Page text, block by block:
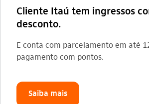
Cliente Itaú tem ingressos
desconto.
E conta com parcelamento em até
pagamento com pontos.
Saiba mais